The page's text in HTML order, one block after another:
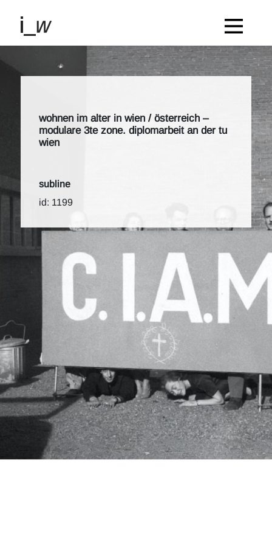
wohnen im alter in wien / österreich –
modulare 3te zone. diplomarbeit an der tu
wien
subline
id: 1199